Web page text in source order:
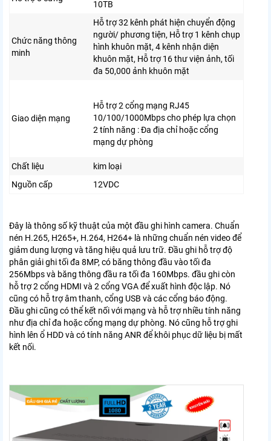
10TB
Chức năng thông
minh
Hỗ trợ 32 kênh phát hiện chuyển động
người/ phương tiện, Hỗ trợ 1 kênh chụp
hình khuôn mặt, 4 kênh nhận diện
khuôn mặt, Hỗ trợ 16 thư viện ảnh, tối
đa 50,000 ảnh khuôn mặt
Giao diện mạng
Hỗ trợ 2 cổng mạng RJ45
10/100/1000Mbps cho phép lựa chọn
2 tính năng : Đa địa chỉ hoặc cổng
mạng dự phòng
Chất liệu
kim loại
Nguồn cấp
12VDC
Đây là thông số kỹ thuật của một đầu ghi hình camera. Chuẩn
nén H.265, H265+, H.264, H264+ là những chuẩn nén video để
giảm dung lượng và tăng hiệu quả lưu trữ. Đầu ghi hỗ trợ độ
phân giải ghi tối đa 8MP, có băng thông đầu vào tối đa
256Mbps và băng thông đầu ra tối đa 160Mbps. đầu ghi còn
hỗ trợ 2 cổng HDMI và 2 cổng VGA để xuất hình độc lập. Nó
cũng có hỗ trợ âm thanh, cổng USB và các cổng báo động.
Đầu ghi cũng có thể kết nối với mạng và hỗ trợ nhiều tính năng
như địa chỉ đa hoặc cổng mạng dự phòng. Nó cũng hỗ trợ ghi
hình lên ổ HDD và có tính năng ANR để khôi phục dữ liệu bị mất
kết nối.